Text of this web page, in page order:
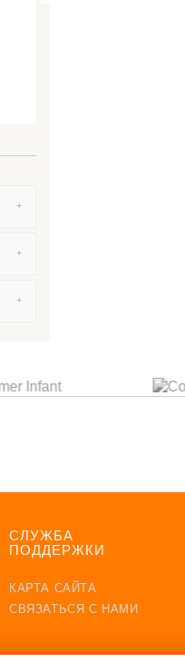
СЛУЖБА
ПОДДЕРЖКИ
КАРТА САЙТА
СВЯЗАТЬСЯ С НАМИ